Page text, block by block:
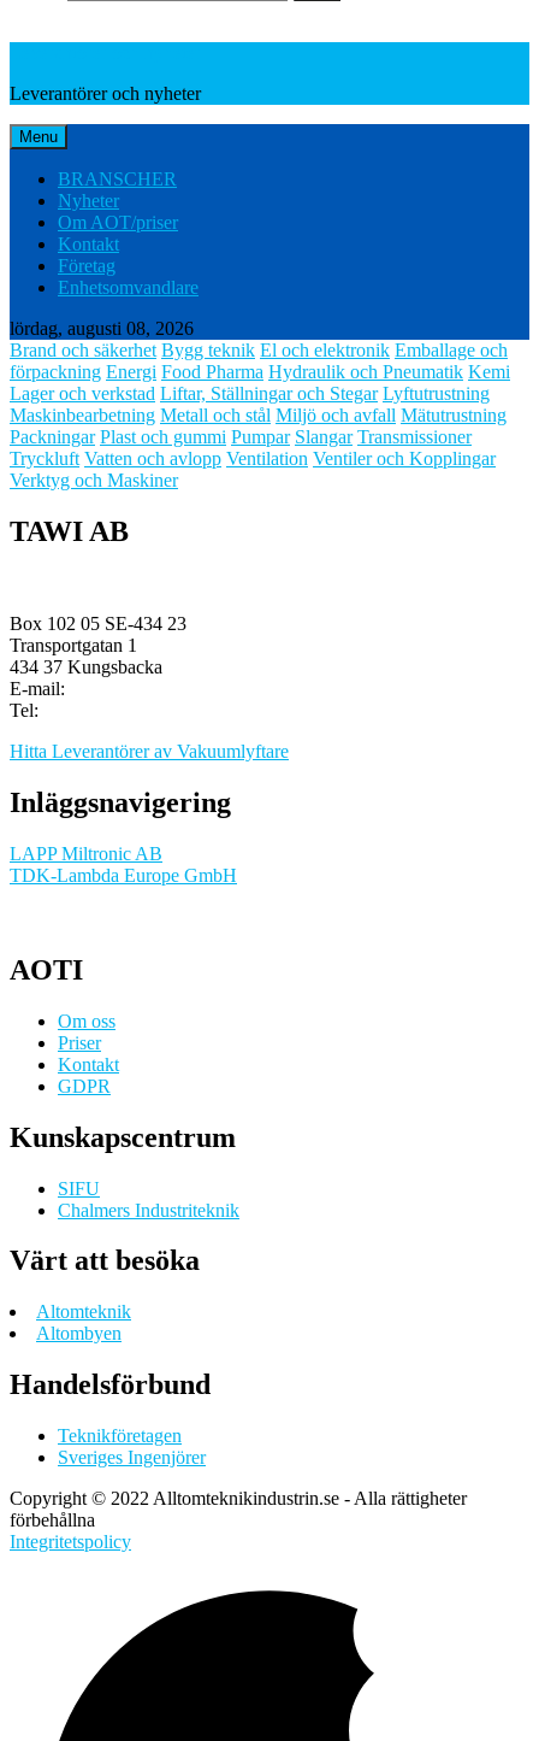
Leverantörer och nyheter
Menu
BRANSCHER
Nyheter
Om AOT/priser
Kontakt
Företag
Enhetsomvandlare
lördag, augusti 08, 2026
Brand och säkerhet Bygg teknik El och elektronik Emballage och
förpackning Energi Food Pharma Hydraulik och Pneumatik Kemi
Lager och verkstad Liftar, Ställningar och Stegar Lyftutrustning
Maskinbearbetning Metall och stål Miljö och avfall Mätutrustning
Packningar Plast och gummi Pumpar Slangar Transmissioner
Tryckluft Vatten och avlopp Ventilation Ventiler och Kopplingar
Verktyg och Maskiner
TAWI AB
Box 102 05 SE-434 23
Transportgatan 1
434 37 Kungsbacka
E-mail:
Tel:
Hitta Leverantörer av Vakuumlyftare
Inläggsnavigering
LAPP Miltronic AB
TDK-Lambda Europe GmbH
AOTI
Om oss
Priser
Kontakt
GDPR
Kunskapscentrum
SIFU
Chalmers Industriteknik
Värt att besöka
Altomteknik
Altombyen
Handelsförbund
Teknikföretagen
Sveriges Ingenjörer
Copyright © 2022 Alltomteknikindustrin.se - Alla rättigheter
förbehållna
Integritetspolicy